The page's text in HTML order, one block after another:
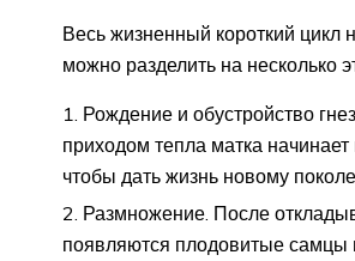
Весь жизненный короткий цикл
можно разделить на несколько
Рождение и обустройство
приходом тепла матка начинает
чтобы дать жизнь новому
Размножение. После
появляются плодовитые самцы